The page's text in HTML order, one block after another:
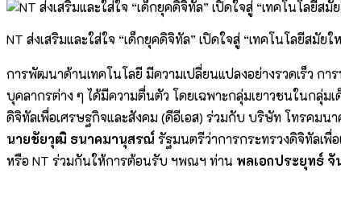
NT ส่งเสริมและใส่ใจ “เด็กยุคดิจิทัล” เปิดใจสู่ “เทคโนโลยีสมั
การพัฒนาด้านเทคโนโลยี มีความเปลี่ยนแปลงอย่างรวดเร็ว ก
บุคลากรต่าง ๆ ได้มีความตื่นตัว โดยเฉพาะกลุ่มเยาวชนในกลุ่
ดิจิทัลเพื่อเศรษฐกิจและสังคม (ดีอีเอส) ร่วมกับ บริษัท โทรคม
นายชัยวุฒิ ธนาคมานุสรณ์ รัฐมนตรีว่าการกระทรวงดิจิทัลเพื่
หรือ NT ร่วมกันให้การต้อนรับ ฯพณฯ ท่าน พลเอกประยุทธ์ จั